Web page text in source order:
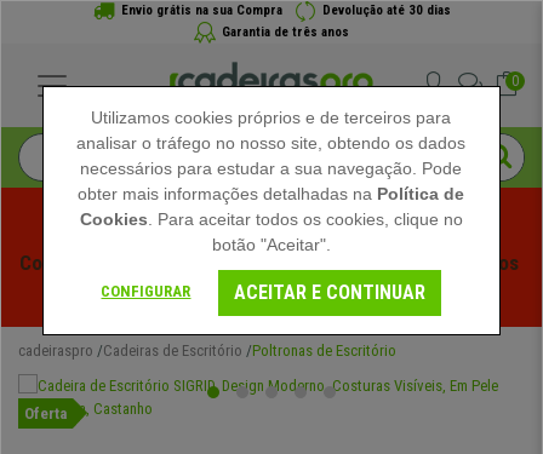
Envio grátis na sua Compra
Devolução até 30 dias
Garantia de três anos
0
Começam os Saldos de Verão em Cadeiraspro! Descontos
Exclusivos por Tempo Limitado - Ver Promoção
cadeiraspro Cadeiras de Escritório Poltronas de Escritório
Oferta
Utilizamos cookies próprios e de terceiros para
analisar o tráfego no nosso site, obtendo os dados
necessários para estudar a sua navegação. Pode
obter mais informações detalhadas na Política de
Cookies . Para aceitar todos os cookies, clique no
botão "Aceitar".
CONFIGURAR ACEITAR E CONTINUAR